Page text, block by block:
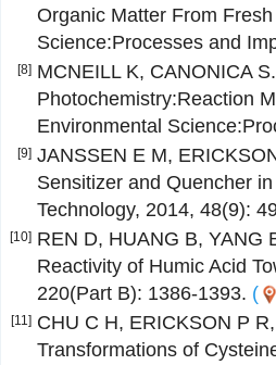
Organic Matter From
Science:Processes and
[8] MCNEILL K, CANONICA
Photochemistry:Reaction
Environmental
[9] JANSSEN E M,
Sensitizer and Quencher
Technology, 2014, 48(9):
[10] REN D, HUANG B, YANG
Reactivity of Humic Acid
220(Part B): 1386-1393. (
[11] CHU C H, ERICKSON P
Transformations of